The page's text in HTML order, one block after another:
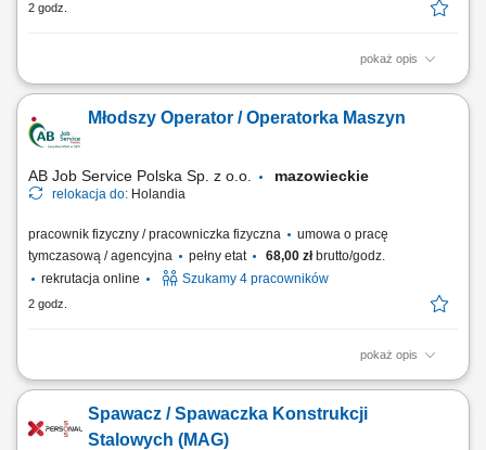
2 godz.
pokaż opis
Opis stanowiska: Pozyskiwanie nowych partnerów biznesowych oraz
oświatowo-wychowawczego; Przeprowadzanie bezpośrednich spotkań
handlowych i prezentacja asortymentu wyposażenia, sprzętu
Młodszy Operator / Operatorka Maszyn
AB Job Service Polska Sp. z o.o. mazowieckie
relokacja do: Holandia
pracownik fizyczny / pracowniczka fizyczna
umowa o pracę
tymczasową / agencyjna
pełny etat 68,00 złbrutto/godz.
rekrutacja online
Szukamy 4 pracowników
2 godz.
pokaż opis
Obowiązki: Nauka obsługi nowoczesnych maszyn sortujących oraz
monitorowaniu i optymalizacji parametrów linii produkcyjnej; Pomoc
przy rozładunku metali i minerałów; Diagnozowanie drobnych usterek i
Spawacz / Spawaczka Konstrukcji
Stalowych (MAG)